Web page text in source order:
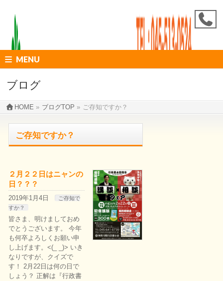
MENU
ブログ
HOME » ブログTOP » ご存知ですか？
ご存知ですか？
２月２２日はニャンの
日？？？
2019年1月4日
ご存知で
すか？
皆さま、明けましておめ
でとうございます。 今年
も何卒よろしくお願い申
し上げます。<(_ _)> いき
なりですが、クイズで
す！ 2月22日は何の日で
しょう？ 正解は『行政書